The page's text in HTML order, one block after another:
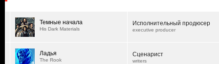
Темные начала
His Dark Materials
Исполнительный продюсер
executive producer
Ладья
The Rook
Сценарист
writers